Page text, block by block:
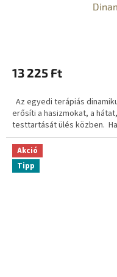
13 225 Ft
Az egyedi terápiás
erősíti a hasizmokat, a
testtartását ülés közben.
Akció
Tipp